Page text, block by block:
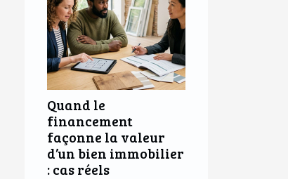
Quand le
financement
façonne la valeur
d’un bien immobilier
: cas réels